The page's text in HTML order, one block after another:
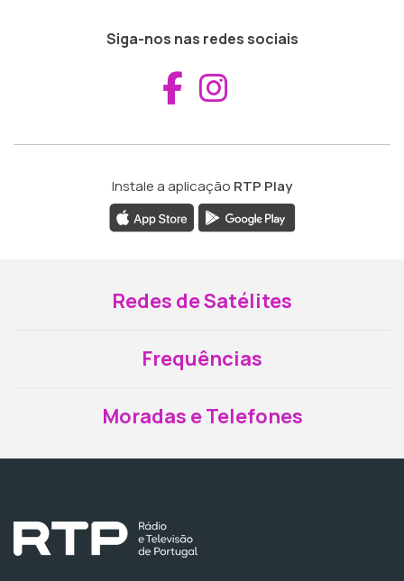
Siga-nos nas redes sociais
Aceder ao
Instale a aplicação RTP Play
Redes de Satélites
Frequências
Moradas e Telefones